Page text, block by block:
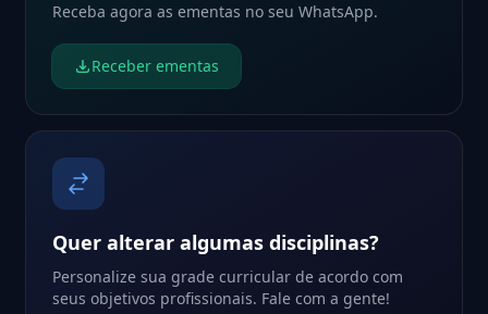
Receba agora as ementas no seu WhatsApp.
Receber ementas
Quer alterar algumas disciplinas?
Personalize sua grade curricular de acordo com
seus objetivos profissionais. Fale com a gente!